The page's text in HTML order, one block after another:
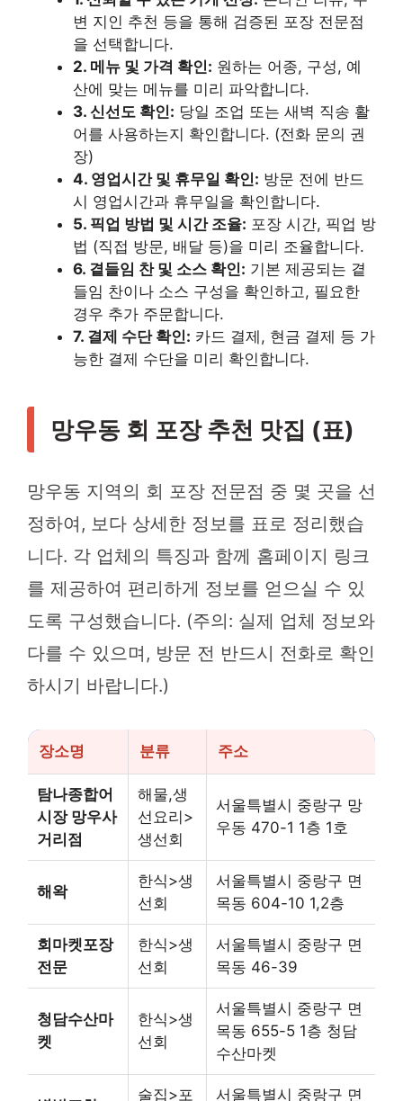
변 지인 추천 등을 통해 검증된 포장 전문점
을 선택합니다.
2. 메뉴 및 가격 확인: 원하는 어종, 구성, 예
산에 맞는 메뉴를 미리 파악합니다.
3. 신선도 확인: 당일 조업 또는 새벽 직송 활
어를 사용하는지 확인합니다. (전화 문의 권
장)
4. 영업시간 및 휴무일 확인: 방문 전에 반드
시 영업시간과 휴무일을 확인합니다.
5. 픽업 방법 및 시간 조율: 포장 시간, 픽업 방
법 (직접 방문, 배달 등)을 미리 조율합니다.
6. 곁들임 찬 및 소스 확인: 기본 제공되는 곁
들임 찬이나 소스 구성을 확인하고, 필요한
경우 추가 주문합니다.
7. 결제 수단 확인: 카드 결제, 현금 결제 등 가
능한 결제 수단을 미리 확인합니다.
망우동 회 포장 추천 맛집 (표)
망우동 지역의 회 포장 전문점 중 몇 곳을 선
정하여, 보다 상세한 정보를 표로 정리했습
니다. 각 업체의 특징과 함께 홈페이지 링크
를 제공하여 편리하게 정보를 얻으실 수 있
도록 구성했습니다. (주의: 실제 업체 정보와
다를 수 있으며, 방문 전 반드시 전화로 확인
하시기 바랍니다.)
장소명 분류 주소
탐나종합어
시장 망우사
거리점
해물,생
선요리>
생선회
서울특별시 중랑구 망
우동 470-1 1층 1호
해왁
한식>생
선회
서울특별시 중랑구 면
목동 604-10 1,2층
회마켓포장
전문
한식>생
선회
서울특별시 중랑구 면
목동 46-39
청담수산마
켓
한식>생
선회
서울특별시 중랑구 면
목동 655-5 1층 청담
수산마켓
술집>포
서울특별시 중랑구 면